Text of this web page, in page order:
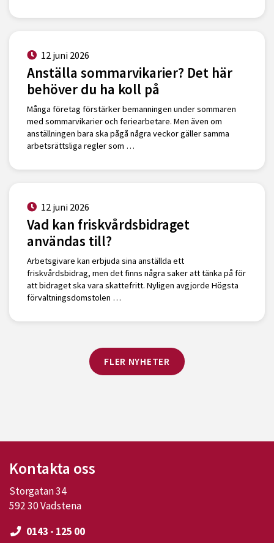
12 juni 2026
Anställa sommarvikarier? Det här
behöver du ha koll på
Många företag förstärker bemanningen under sommaren
med sommarvikarier och feriearbetare. Men även om
anställningen bara ska pågå några veckor gäller samma
arbetsrättsliga regler som …
12 juni 2026
Vad kan friskvårdsbidraget
användas till?
Arbetsgivare kan erbjuda sina anställda ett
friskvårdsbidrag, men det finns några saker att tänka på för
att bidraget ska vara skattefritt. Nyligen avgjorde Högsta
förvaltningsdomstolen …
FLER NYHETER
Kontakta oss
Storgatan 34
592 30 Vadstena
0143 - 125 00